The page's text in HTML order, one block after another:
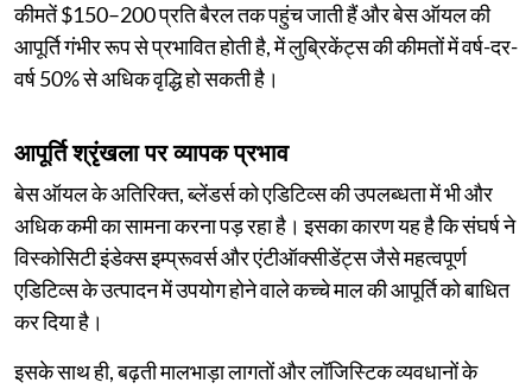
कीमतें $150–200 प्रति बैरल तक पहुंच जाती हैं और बेस ऑयल की
आपूर्ति गंभीर रूप से प्रभावित होती है, में लुब्रिकेंट्स की कीमतों में वर्ष-दर-
वर्ष 50% से अधिक वृद्धि हो सकती है।
आपूर्ति श्रृंखला पर व्यापक प्रभाव
बेस ऑयल के अतिरिक्त, ब्लेंडर्स को एडिटिव्स की उपलब्धता में भी और
अधिक कमी का सामना करना पड़ रहा है। इसका कारण यह है कि संघर्ष ने
विस्कोसिटी इंडेक्स इम्प्रूवर्स और एंटीऑक्सीडेंट्स जैसे महत्वपूर्ण
एडिटिव्स के उत्पादन में उपयोग होने वाले कच्चे माल की आपूर्ति को बाधित
कर दिया है।
इसके साथ ही, बढ़ती मालभाड़ा लागतों और लॉजिस्टिक व्यवधानों के